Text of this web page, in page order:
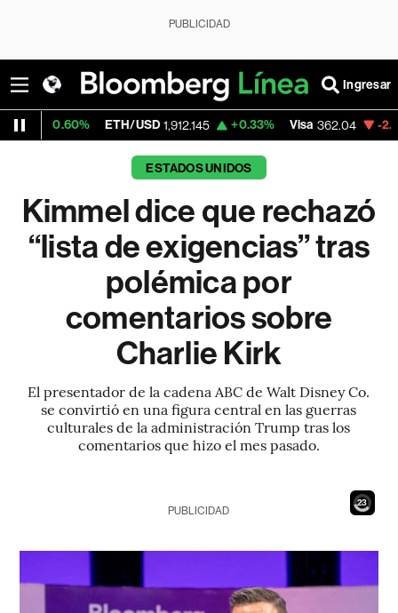
PUBLICIDAD
Ingresar
ETH/USD 1,912.145 +0.33% Visa 362.04 -2.28%
ESTADOS UNIDOS
Kimmel dice que rechazó
“lista de exigencias” tras
polémica por
comentarios sobre
Charlie Kirk
El presentador de la cadena ABC de Walt Disney Co.
se convirtió en una figura central en las guerras
culturales de la administración Trump tras los
comentarios que hizo el mes pasado.
21
PUBLICIDAD